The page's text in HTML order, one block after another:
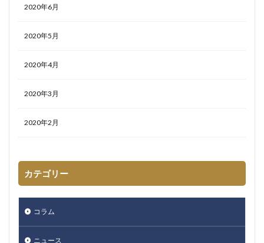
2020年6月
2020年5月
2020年4月
2020年3月
2020年2月
カテゴリー
コラム
ニュース